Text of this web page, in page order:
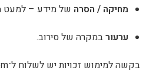
של מידע – למעט מידע שחובה
של סירוב.
זכויות יש לשלוח ל־